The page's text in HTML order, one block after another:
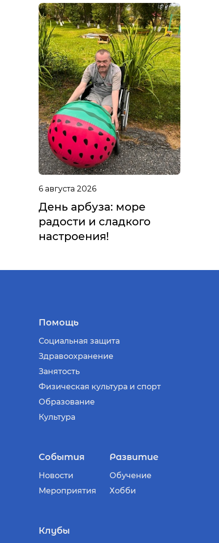
6 августа 2026
День арбуза: море
радости и сладкого
настроения!
Помощь
Социальная защита
Здравоохранение
Занятость
Физическая культура и спорт
Образование
Культура
События
Новости
Мероприятия
Развитие
Обучение
Хобби
Клубы